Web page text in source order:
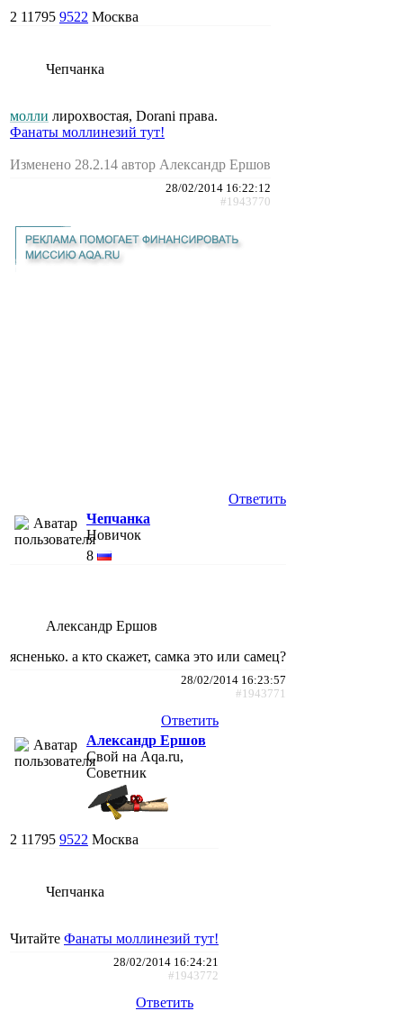
2 11795 9522 Москва
Чепчанка
молли лирохвостая, Dorani права.
Фанаты моллинезий тут!
Изменено 28.2.14 автор Александр Ершов
28/02/2014 16:22:12
#1943770
Ответить
Чепчанка
Новичок
8
Александр Ершов
ясненько. а кто скажет, самка это или самец?
28/02/2014 16:23:57
#1943771
Ответить
Александр Ершов
Свой на Aqa.ru,
Советник
2 11795 9522 Москва
Чепчанка
Читайте Фанаты моллинезий тут!
28/02/2014 16:24:21
#1943772
Ответить